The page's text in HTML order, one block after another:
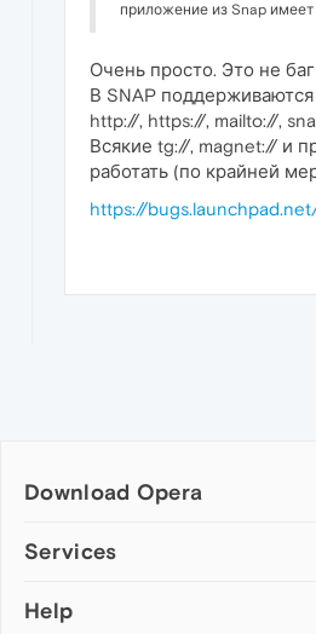
приложение из Snap
Очень просто. Это не баг
В SNAP
http://, https://, mailto://,
Всякие tg://, magnet:// и
работать (по крайней
https://
Download Opera
Computer browsers
Opera for Mac
Services
Add-ons
Help